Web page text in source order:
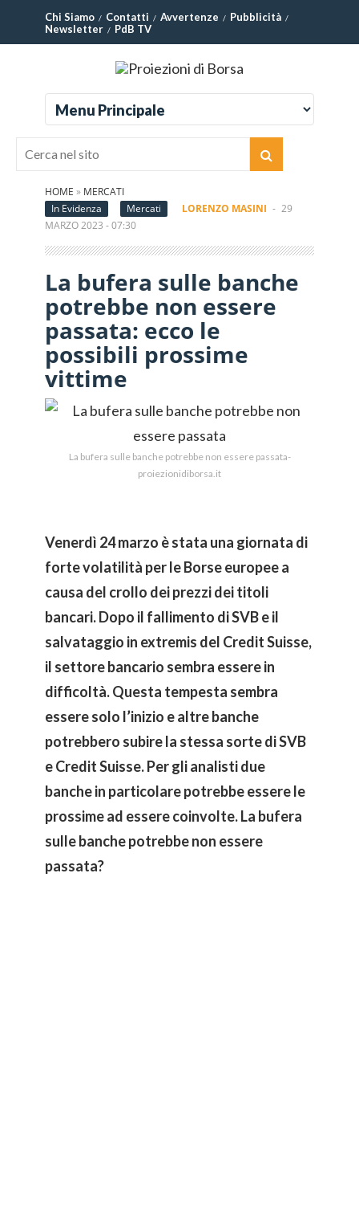
Chi Siamo Contatti Avvertenze
Pubblicità
Newsletter
PdB TV
HOME » MERCATI
In Evidenza
Mercati LORENZO MASINI - 29
MARZO 2023 - 07:30
La bufera sulle banche
potrebbe non essere
passata: ecco le
possibili prossime
vittime
La bufera sulle banche potrebbe non essere passata-
proiezionidiborsa.it
Venerdì 24 marzo è stata una giornata di
forte volatilità per le Borse europee a
causa del crollo dei prezzi dei titoli
bancari. Dopo il fallimento di SVB e il
salvataggio in extremis del Credit Suisse,
il settore bancario sembra essere in
difficoltà. Questa tempesta sembra
essere solo l’inizio e altre banche
potrebbero subire la stessa sorte di SVB
e Credit Suisse. Per gli analisti due
banche in particolare potrebbe essere le
prossime ad essere coinvolte. La bufera
sulle banche potrebbe non essere
passata?